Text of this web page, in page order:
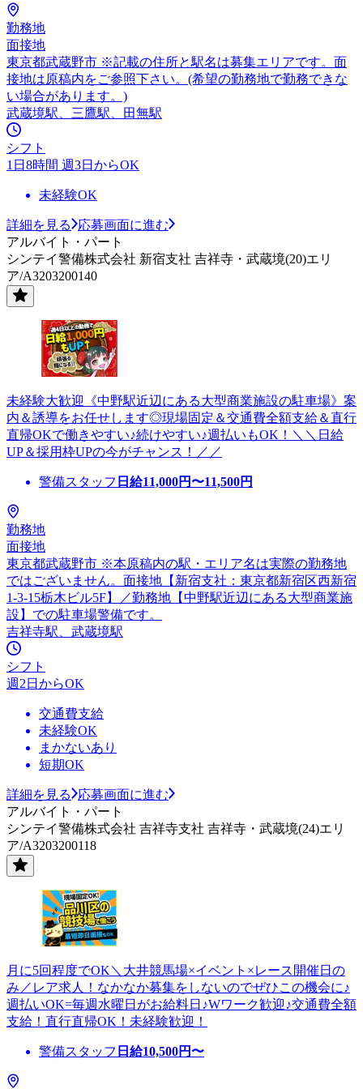
勤務地
面接地
東京都武蔵野市 ※記載の住所と駅名は募集エリアです。面
接地は原稿内をご参照下さい。(希望の勤務地で勤務できな
い場合があります。)
武蔵境駅、三鷹駅、田無駅
シフト
1日8時間 週3日からOK
未経験OK
詳細を見る
応募画面に進む
アルバイト・パート
シンテイ警備株式会社 新宿支社 吉祥寺・武蔵境(20)エリ
ア/A3203200140
未経験大歓迎《中野駅近辺にある大型商業施設の駐車場》案
内＆誘導をお任せします◎現場固定＆交通費全額支給＆直行
直帰OKで働きやすい♪続けやすい♪週払いもOK！＼＼日給
UP＆採用枠UPの今がチャンス！／／
警備スタッフ 日給11,000円〜11,500円
勤務地
面接地
東京都武蔵野市 ※本原稿内の駅・エリア名は実際の勤務地
ではございません。面接地【新宿支社：東京都新宿区西新宿
1-3-15栃木ビル5F】／勤務地【中野駅近辺にある大型商業施
設】での駐車場警備です。
吉祥寺駅、武蔵境駅
シフト
週2日からOK
交通費支給
未経験OK
まかないあり
短期OK
詳細を見る
応募画面に進む
アルバイト・パート
シンテイ警備株式会社 吉祥寺支社 吉祥寺・武蔵境(24)エリ
ア/A3203200118
月に5回程度でOK＼大井競馬場×イベント×レース開催日の
み／レア求人！なかなか募集をしないのでぜひこの機会に♪
週払いOK=毎週水曜日がお給料日♪Wワーク歓迎♪交通費全額
支給！直行直帰OK！未経験歓迎！
警備スタッフ 日給10,500円〜